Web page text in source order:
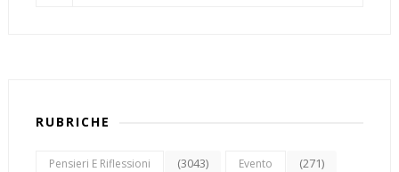
RUBRICHE
Pensieri E Riflessioni (3043) Evento (271)